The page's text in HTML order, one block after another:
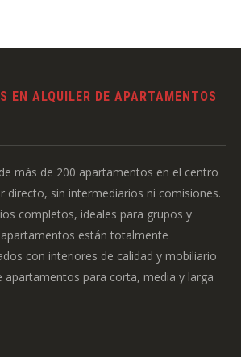
EN ALQUILER DE APARTAMENTOS
más de 200 apartamentos en el centro
directo, sin intermediarios ni comisiones.
completos, ideales para grupos y
están totalmente
con interiores de calidad y mobiliario
apartamentos para corta, media y larga